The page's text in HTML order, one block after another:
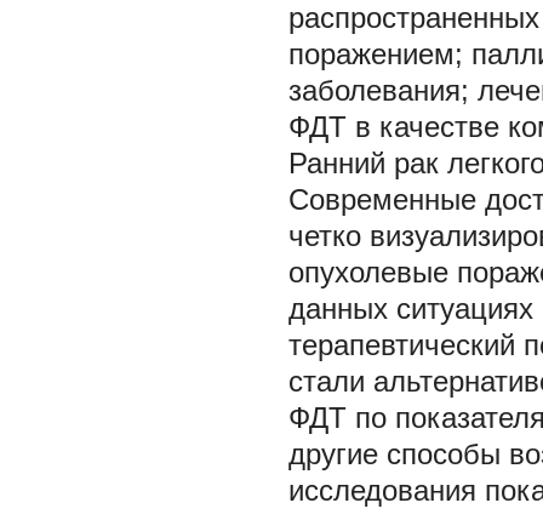
поражением;
заболевания;
ФДТ в качестве
Ранний рак
Современные
четко
опухолевые
данных
терапевтический
стали
ФДТ по
другие способы
исследования